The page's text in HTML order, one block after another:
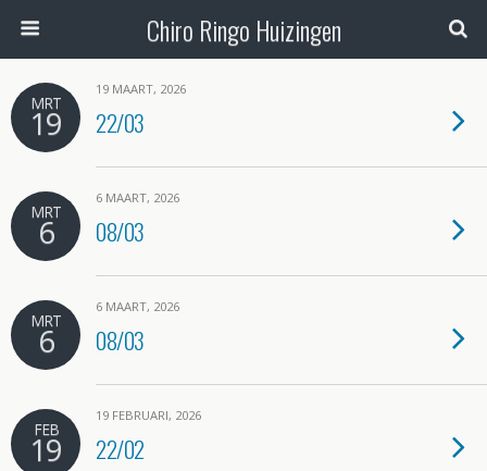
Chiro Ringo Huizingen
MRT
19
19 MAART, 2026
22/03
MRT
6
6 MAART, 2026
08/03
MRT
6
6 MAART, 2026
08/03
FEB
19
19 FEBRUARI, 2026
22/02